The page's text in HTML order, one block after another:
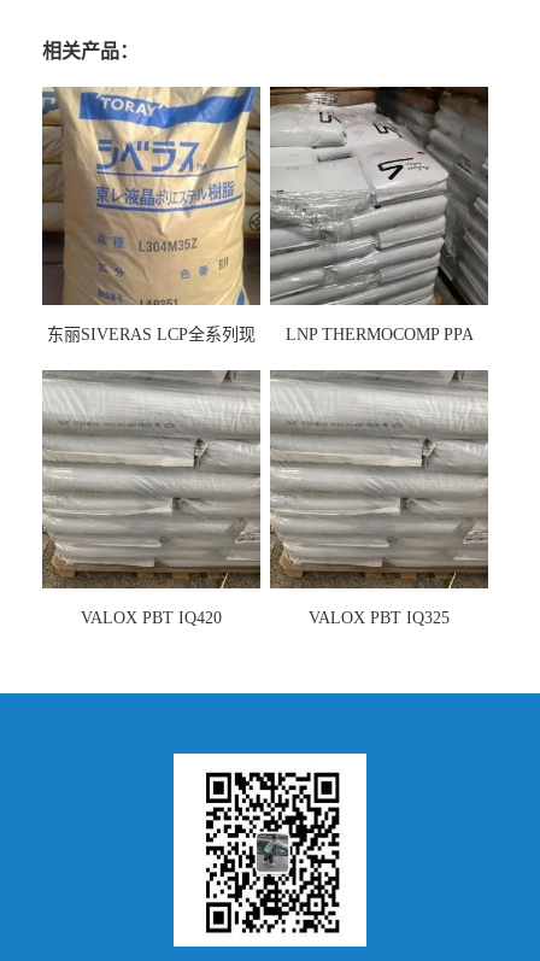
相关产品：
东丽SIVERAS LCP全系列现
LNP THERMOCOMP PPA
VALOX PBT IQ420 VALOX PBT IQ325